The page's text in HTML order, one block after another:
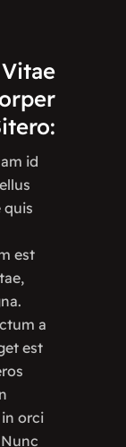
Vitae
id
quis
est
a
est
orci